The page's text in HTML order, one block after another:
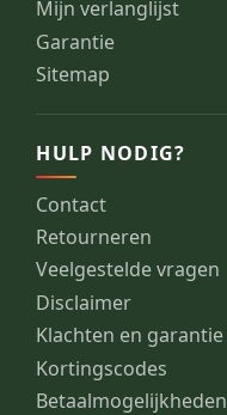
Mijn verlanglijst
Garantie
Sitemap
HULP NODIG?
Contact
Retourneren
Veelgestelde vragen
Disclaimer
Klachten en garantie
Kortingscodes
Betaalmogelijkheden